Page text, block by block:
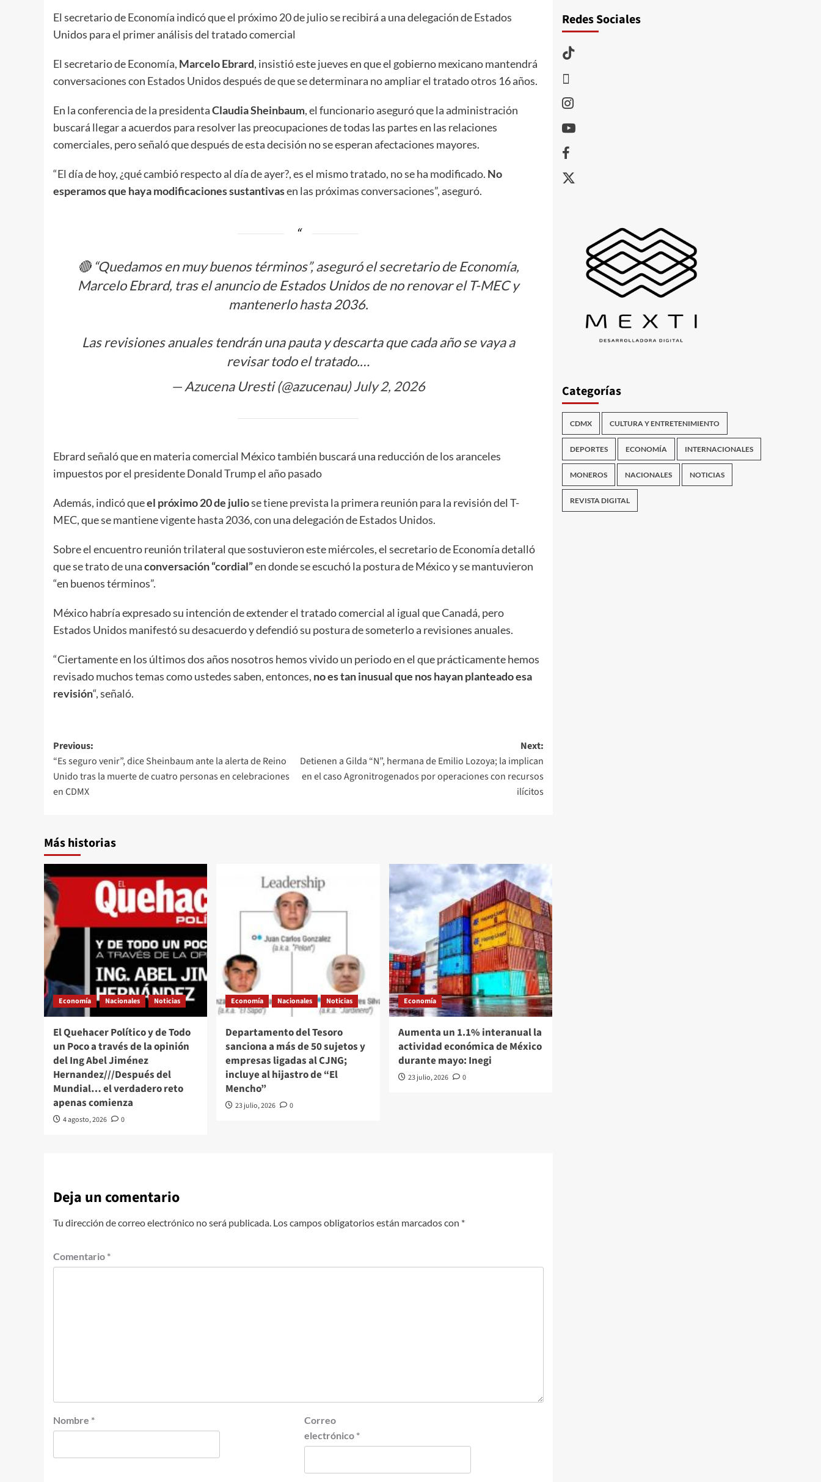
El secretario de Economía indicó que el próximo 20 de julio se recibirá a una delegación de Estados
Unidos para el primer análisis del tratado comercial
El secretario de Economía, Marcelo Ebrard, insistió este jueves en que el gobierno mexicano mantendrá
conversaciones con Estados Unidos después de que se determinara no ampliar el tratado otros 16 años.
En la conferencia de la presidentaClaudia Sheinbaum, el funcionario aseguró que la administración
buscará llegar a acuerdos para resolver las preocupaciones de todas las partes en las relaciones
comerciales, pero señaló que después de esta decisión no se esperan afectaciones mayores.
“El día de hoy, ¿qué cambió respecto al día de ayer?, es el mismo tratado, no se ha modificado. No
esperamos que haya modificaciones sustantivasen las próximas conversaciones”, aseguró.
🔴 “Quedamos en muy buenos términos”, aseguró el secretario de Economía,
Marcelo Ebrard, tras el anuncio de Estados Unidos de no renovar el T-MEC y
mantenerlo hasta 2036.
Las revisiones anuales tendrán una pauta y descarta que cada año se vaya a
revisar todo el tratado.…
— Azucena Uresti (@azucenau)July 2, 2026
Ebrard señaló que en materia comercial México también buscará una reducción de los aranceles
impuestos por el presidente Donald Trump el año pasado
Además, indicó queel próximo 20 de juliose tiene prevista la primera reunión para la revisión del T-
MEC, que se mantiene vigente hasta 2036, con una delegación de Estados Unidos.
Sobre el encuentro reunión trilateral que sostuvieron este miércoles, el secretario de Economía detalló
que se trato de unaconversación “cordial”en donde se escuchó la postura de México y se mantuvieron
“en buenos términos”.
México habría expresado su intención de extender el tratado comercial al igual que Canadá, pero
Estados Unidos manifestó su desacuerdo y defendió su postura de someterlo a revisiones anuales.
“Ciertamente en los últimos dos años nosotros hemos vivido un periodo en el que prácticamente hemos
revisado muchos temas como ustedes saben, entonces, no es tan inusual que nos hayan planteado esa
revisión“, señaló.
Post
navigation
Previous:
“Es seguro venir”, dice Sheinbaum ante la alerta de Reino
Unido tras la muerte de cuatro personas en celebraciones
en CDMX
Next:
Detienen a Gilda “N”, hermana de Emilio Lozoya; la implican
en el caso Agronitrogenados por operaciones con recursos
ilícitos
Más historias
Economía Nacionales Noticias
El Quehacer Político y de Todo
un Poco a través de la opinión
del Ing Abel Jiménez
Hernandez///Después del
Mundial… el verdadero reto
apenas comienza
4 agosto, 2026 0
Economía Nacionales Noticias
Departamento del Tesoro
sanciona a más de 50 sujetos y
empresas ligadas al CJNG;
incluye al hijastro de “El
Mencho”
23 julio, 2026 0
Economía
Aumenta un 1.1% interanual la
actividad económica de México
durante mayo: Inegi
23 julio, 2026 0
Deja un comentario
Tu dirección de correo electrónico no será publicada. Los campos obligatorios están marcados con *
Comentario *
Nombre *
Correo
electrónico *
Redes Sociales
TikTok
Instagram
Youtube
Facebook
X
Categorías
CDMX CULTURA Y ENTRETENIMIENTO
DEPORTES ECONOMÍA INTERNACIONALES
MONEROS NACIONALES NOTICIAS
REVISTA DIGITAL